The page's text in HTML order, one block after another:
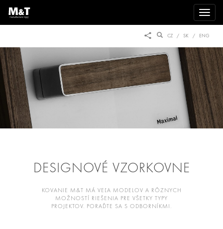
CZ SK ENG
DESIGNOVÉ VZORKOVNE
KOVANIE M&T MÁ VEĽA MODELOV A RÔZNYCH
MOŽNOSTÍ RIEŠENIA PRE VŠETKY TYPY
PROJEKTOV. PORAĎTE SA S ODBORNÍKMI.